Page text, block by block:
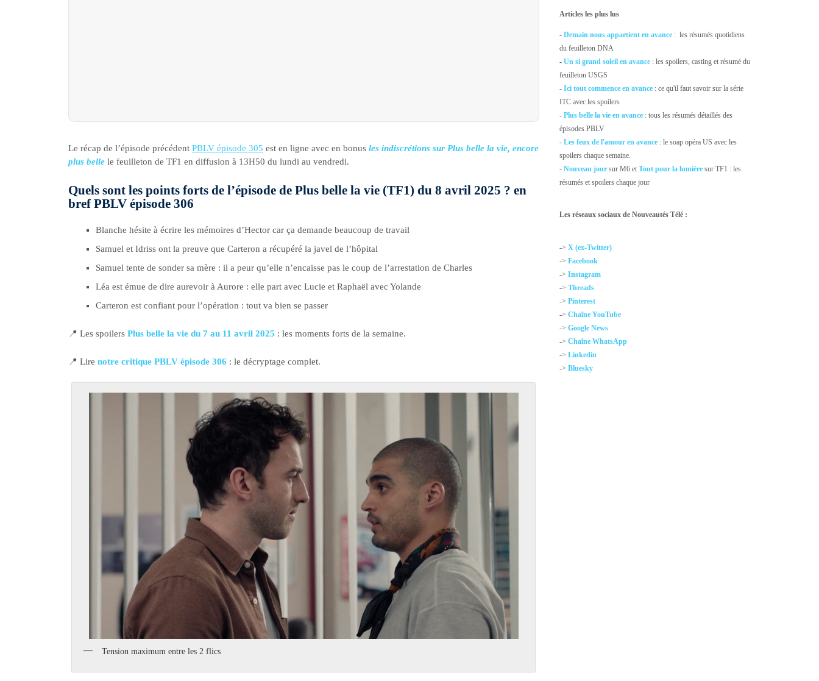
Le récap de l’épisode précédent PBLV épisode 305 est en ligne avec en bonus les indiscrétions sur Plus belle la vie, encore
plus belle le feuilleton de TF1 en diffusion à 13H50 du lundi au vendredi.
Quels sont les points forts de l’épisode de Plus belle la vie (TF1) du 8 avril 2025 ? en
bref PBLV épisode 306
Blanche hésite à écrire les mémoires d’Hector car ça demande beaucoup de travail
Samuel et Idriss ont la preuve que Carteron a récupéré la javel de l’hôpital
Samuel tente de sonder sa mère : il a peur qu’elle n’encaisse pas le coup de l’arrestation de Charles
Léa est émue de dire aurevoir à Aurore : elle part avec Lucie et Raphaël avec Yolande
Carteron est confiant pour l’opération : tout va bien se passer
📍 Les spoilers Plus belle la vie du 7 au 11 avril 2025 : les moments forts de la semaine.
📍 Lire notre critique PBLV épisode 306 : le décryptage complet.
Tension maximum entre les 2 flics
Articles les plus lus
-Demain nous appartient en avance : les résumés quotidiens
du feuilleton DNA
-Un si grand soleil en avance : les spoilers, casting et résumé du
feuilleton USGS
-Ici tout commence en avance : ce qu'il faut savoir sur la série
ITC avec les spoilers
- Plus belle la vie en avance : tous les résumés détaillés des
épisodes PBLV
-Les feux de l'amour en avance : le soap opéra US avec les
spoilers chaque semaine.
-Nouveau jour sur M6 etTout pour la lumière sur TF1 : les
résumés et spoilers chaque jour
Les réseaux sociaux de Nouveautés Télé :
->X (ex-Twitter)
->Facebook
->Instagram
->Threads
->Pinterest
->Chaîne YouTube
->Google News
->Chaîne WhatsApp
->Linkedin
->Bluesky